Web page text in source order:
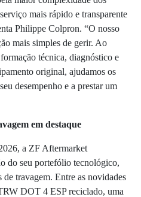
mais rápido e transparente
Philippe Colpron. “O nosso
mais simples de gerir. Ao
técnica, diagnóstico e
original, ajudamos os
desempenho e a prestar um
em destaque
a ZF Aftermarket
do seu portefólio tecnológico,
de travagem. Entre as novidades
DOT 4 ESP reciclado, uma